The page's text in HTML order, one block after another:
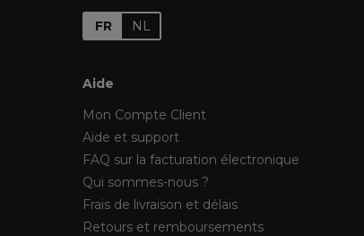
FR NL
Aide
Mon Compte Client
Aide et support
FAQ sur la facturation électronique
Qui sommes-nous ?
Frais de livraison et délais
Retours et remboursements